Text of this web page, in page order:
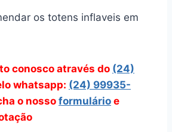
os totens inflaveis em
conosco através do (24)
whatsapp: (24) 99935-
o nosso formulário e